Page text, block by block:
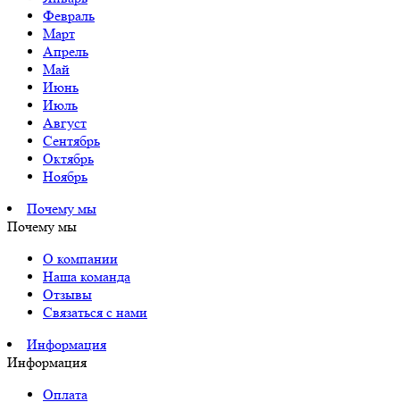
Февраль
Март
Апрель
Май
Июнь
Июль
Август
Сентябрь
Октябрь
Ноябрь
Почему мы
Почему мы
О компании
Наша команда
Отзывы
Связаться с нами
Информация
Информация
Оплата